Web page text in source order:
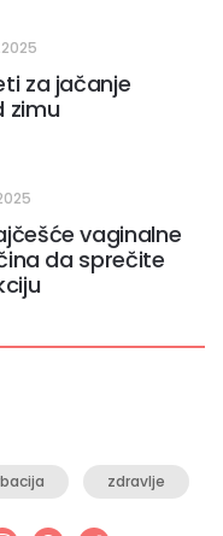
za jačanje
zimu
vaginalne
da sprečite
zdravlje